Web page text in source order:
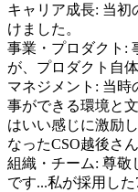
キャリア成長: 当初
けました。
事業・プロダクト :
が、プロダクト自
マネジメント : 当時
事ができる環境と
はいい感じに激励
なったCSO越後さ
組織・チーム: 尊敬
です...私が採用し